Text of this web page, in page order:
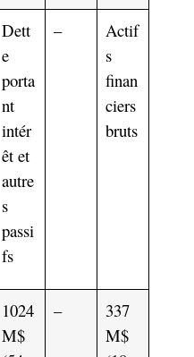
Dett
e
porta
nt
intér
êt et
autre
s
passi
fs
–
Actif
s
finan
ciers
bruts
1024
M$
–
337
M$